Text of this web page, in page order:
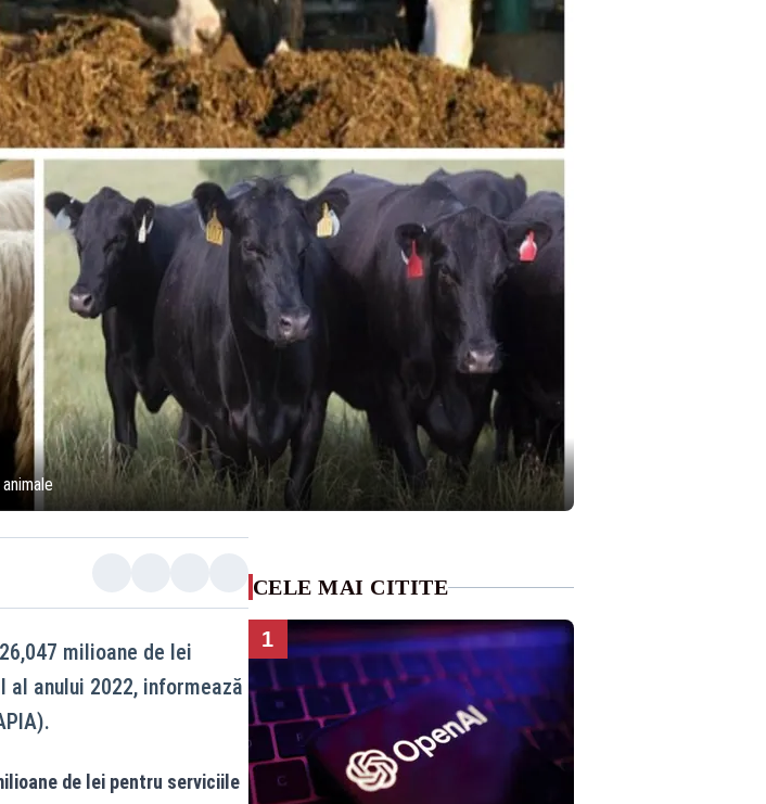
milioane de lei
anului 2022, informează
de lei pentru serviciile
CELE MAI CITITE
1